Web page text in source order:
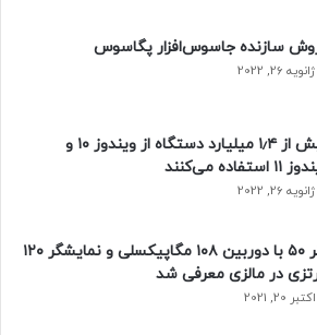
سازنده جاسوس‌افزار پگاسوس
ژانویه 26, 2022
بیش از ۱٫۴ میلیارد دستگاه از ویندوز ۱۰ و
استفاده می‌کنند
ژانویه 26, 2022
آنر ۵۰ با دوربین ۱۰۸ مگاپیکسلی و نمایشگر ۱۲۰
در مالزی معرفی شد
اکتبر 20, 2021